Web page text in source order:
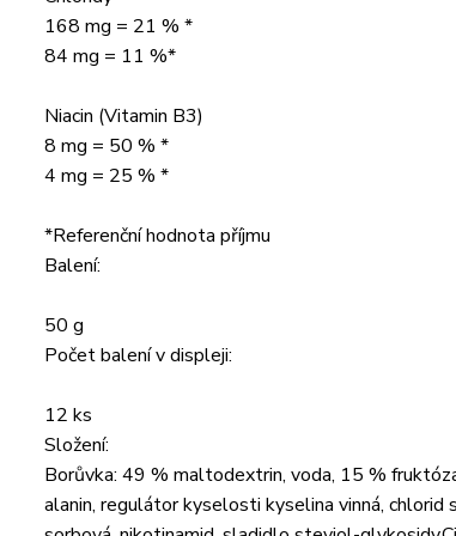
168 mg = 21 % *
84 mg = 11 %*
Niacin (Vitamin B3)
8 mg = 50 % *
4 mg = 25 % *
*Referenční hodnota příjmu
Balení:
50 g
Počet balení v displeji:
12 ks
Složení:
Borůvka: 49 % maltodextrin, voda, 15 %
alanin, regulátor kyselosti kyselina vinná, chlorid